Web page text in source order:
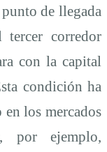
de llegada
corredor
con la capital
condición ha
en los mercados
por ejemplo,